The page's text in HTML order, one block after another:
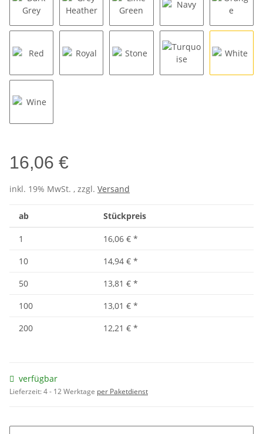
Dark Grey Grey HeatherLime Green Navy Orange
Red
16,06 €
inkl. 19% MwSt. , zzgl. Versand
ab Stückpreis
1 16,06 € *
10
14,94 € *
50
13,81 € *
100
13,01 € *
200
12,21 € *
verfügbar
Lieferzeit:4 - 12 Werktage per Paketdienst